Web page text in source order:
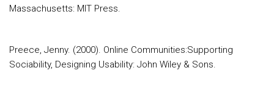
Massachusetts: MIT Press.
Preece, Jenny. (2000). Online Communities:Supporting
Sociability, Designing Usability: John Wiley & Sons.